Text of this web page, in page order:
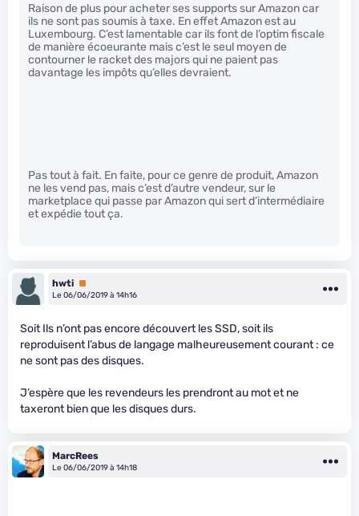
Raison de plus pour acheter ses supports sur Amazon car
ils ne sont pas soumis à taxe. En effet Amazon est au
Luxembourg. C’est lamentable car ils font de l’optim fiscale
de manière écoeurante mais c’est le seul moyen de
contourner le racket des majors qui ne paient pas
davantage les impôts qu’elles devraient.
Pas tout à fait. En faite, pour ce genre de produit, Amazon
ne les vend pas, mais c’est d’autre vendeur, sur le
marketplace qui passe par Amazon qui sert d’intermédiaire
et expédie tout ça.
hwti Premium
Le 06/06/2019 à 14h16
Soit Ils n’ont pas encore découvert les SSD, soit ils
reproduisent l’abus de langage malheureusement courant : ce
ne sont pas des disques.
J’espère que les revendeurs les prendront au mot et ne
taxeront bien que les disques durs.
MarcRees
Le 06/06/2019 à 14h18